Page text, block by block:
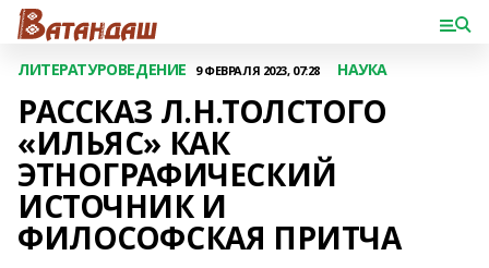
ЛИТЕРАТУРОВЕДЕНИЕ 9 ФЕВРАЛЯ 2023, 07:28 НАУКА
РАССКАЗ Л.Н.ТОЛСТОГО
«ИЛЬЯС» КАК
ЭТНОГРАФИЧЕСКИЙ
ИСТОЧНИК И
ФИЛОСОФСКАЯ ПРИТЧА